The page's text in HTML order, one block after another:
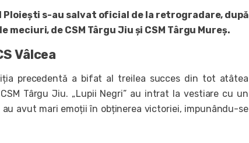
Ploiești s-au salvat oficial de la retrogradare, după
meciuri, de CSM Târgu Jiu și CSM Târgu Mureș.
Vâlcea
precedentă a bifat al treilea succes din tot atâtea
Târgu Jiu. „Lupii Negri” au intrat la vestiare cu un
avut mari emoții în obținerea victoriei, impunându-se